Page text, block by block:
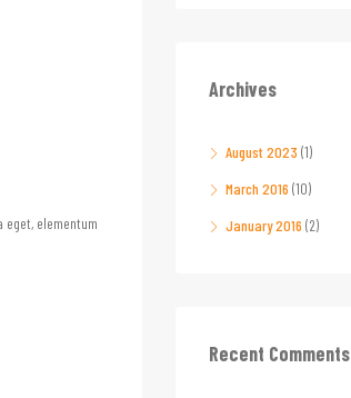
elementum
Archives
August 2023 (1)
March 2016 (10)
January 2016 (2)
Recent Comments